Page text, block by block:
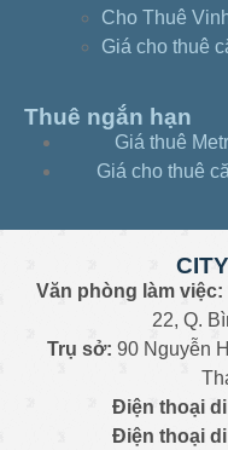
Cho Thuê
Giá cho thuê
Thuê ngắn hạn
Giá thuê
Giá cho thuê
Văn phòng làm việc:
22, Q.
Trụ sở: 90 Nguyễn
Điện thoại
Điện thoại